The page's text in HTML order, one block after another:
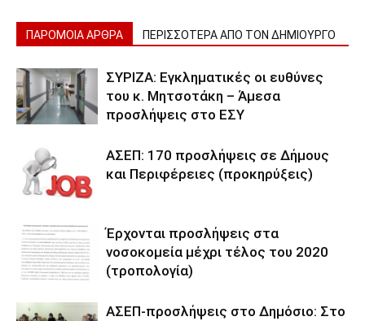
ΠΑΡΟΜΟΙΑ ΑΡΘΡΑ ΠΕΡΙΣΣΟΤΕΡΑ ΑΠΟ ΤΟΝ ΔΗΜΙΟΥΡΓΟ
ΣΥΡΙΖΑ: Εγκληματικές οι ευθύνες
του κ. Μητσοτάκη – Άμεσα
προσλήψεις στο ΕΣΥ
ΑΣΕΠ: 170 προσλήψεις σε Δήμους
και Περιφέρειες (προκηρύξεις)
Έρχονται προσλήψεις στα
νοσοκομεία μέχρι τέλος του 2020
(τροπολογία)
ΑΣΕΠ-προσλήψεις στο Δημόσιο: Στο